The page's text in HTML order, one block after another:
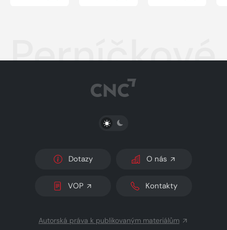
PŘEPNOUT SVĚTLÝ/TMAVÝ REŽIM
Dotazy O nás
VOP Kontakty
Autorská práva k publikovaným materiálům